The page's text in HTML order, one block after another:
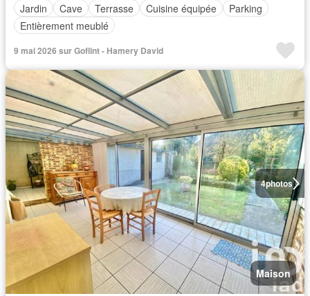
Jardin
Cave Terrasse Cuisine équipée
Parking
Entièrement meublé
9 mai 2026 sur Goflint - Hamery David
4photos
Maison